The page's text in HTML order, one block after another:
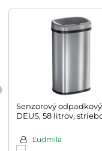
Senzorový
DEUS, 58 litrov,
Ľudmila